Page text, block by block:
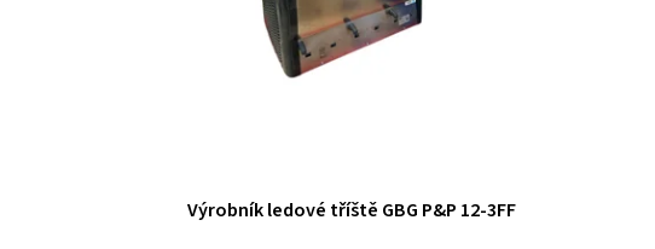
Výrobník ledové tříště GBG P&P 12-3FF